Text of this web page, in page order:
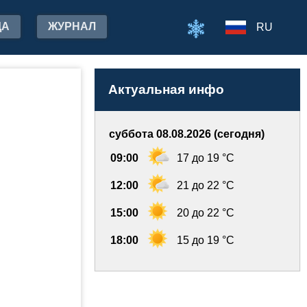
ЖУРНАЛ RU
Актуальная инфо
суббота 08.08.2026 (сегодня)
09:00 17 до 19 °C
12:00 21 до 22 °C
15:00 20 до 22 °C
18:00 15 до 19 °C